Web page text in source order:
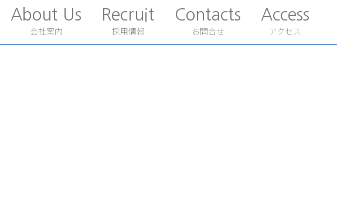
About Us
会社案内
Recruit
採用情報
Contacts
お問合せ
Access
アクセス